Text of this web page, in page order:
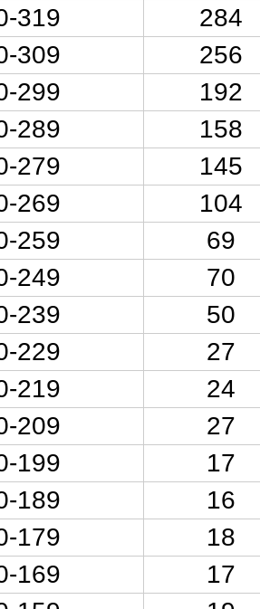
319
284
309
256
299
192
289
158
279
145
269
104
259
69
249
70
239
50
229
27
219
24
209
27
199
17
189
16
179
18
169
17